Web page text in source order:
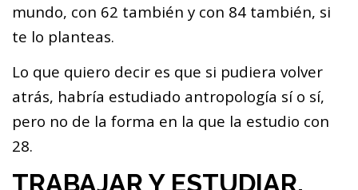
mundo, con 62 también y con 84 también, si
te lo planteas.
Lo que quiero decir es que si pudiera volver
atrás, habría estudiado antropología sí o sí,
pero no de la forma en la que la estudio con
28.
TRABAJAR Y ESTUDIAR,